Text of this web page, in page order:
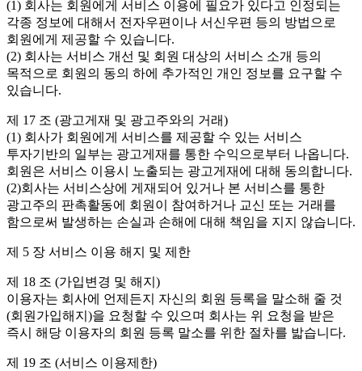
(1) 회사는 회원에게 서비스 이용에 필요가 있다고 인정되는
각종 정보에 대해서 전자우편이나 서신우편 등의 방법으로
회원에게 제공할 수 있습니다.
(2) 회사는 서비스 개선 및 회원 대상의 서비스 소개 등의
목적으로 회원의 동의 하에 추가적인 개인 정보를 요구할 수
있습니다.
제 17 조 (광고게재 및 광고주와의 거래)
(1) 회사가 회원에게 서비스를 제공할 수 있는 서비스
투자기반의 일부는 광고게재를 통한 수익으로부터 나옵니다.
회원은 서비스 이용시 노출되는 광고게재에 대해 동의합니다.
(2)회사는 서비스상에 게재되어 있거나 본 서비스를 통한
광고주의 판촉활동에 회원이 참여하거나 교신 또는 거래를
함으로써 발생하는 손실과 손해에 대해 책임을 지지 않습니다.
제 5 장 서비스 이용 해지 및 제한
제 18 조 (가입변경 및 해지)
이용자는 회사에 언제든지 자신의 회원 등록을 말소해 줄 것
(회원가입해지)을 요청할 수 있으며 회사는 위 요청을 받은
즉시 해당 이용자의 회원 등록 말소를 위한 절차를 밟습니다.
제 19 조 (서비스 이용제한)